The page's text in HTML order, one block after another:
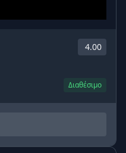
4.00
Διαθέσιμο